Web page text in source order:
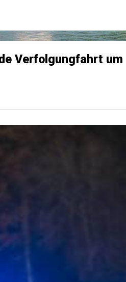
Verfolgungfahrt